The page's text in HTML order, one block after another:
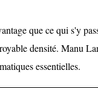
que ce qui s'y
densité. Manu
essentielles.